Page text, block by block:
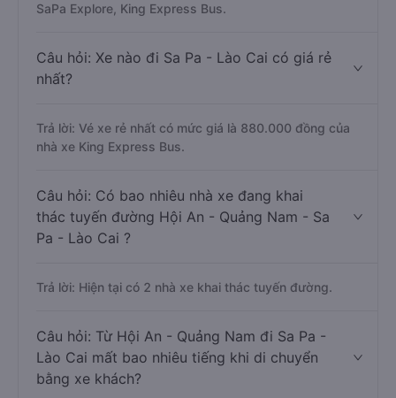
SaPa Explore, King Express Bus.
Câu hỏi: Xe nào đi Sa Pa - Lào Cai có giá rẻ
nhất?
Trả lời: Vé xe rẻ nhất có mức giá là 880.000 đồng của
nhà xe King Express Bus.
Câu hỏi: Có bao nhiêu nhà xe đang khai
thác tuyến đường Hội An - Quảng Nam - Sa
Pa - Lào Cai ?
Trả lời: Hiện tại có 2 nhà xe khai thác tuyến đường.
Câu hỏi: Từ Hội An - Quảng Nam đi Sa Pa -
Lào Cai mất bao nhiêu tiếng khi di chuyển
bằng xe khách?